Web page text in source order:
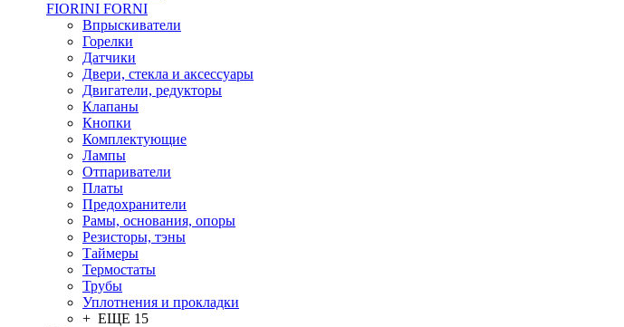
FIORINI FORNI
Впрыскиватели
Горелки
Датчики
Двери, стекла и аксессуары
Двигатели, редукторы
Клапаны
Кнопки
Комплектующие
Лампы
Отпариватели
Платы
Предохранители
Рамы, основания, опоры
Резисторы, тэны
Таймеры
Термостаты
Трубы
Уплотнения и прокладки
+ ЕЩЕ 15